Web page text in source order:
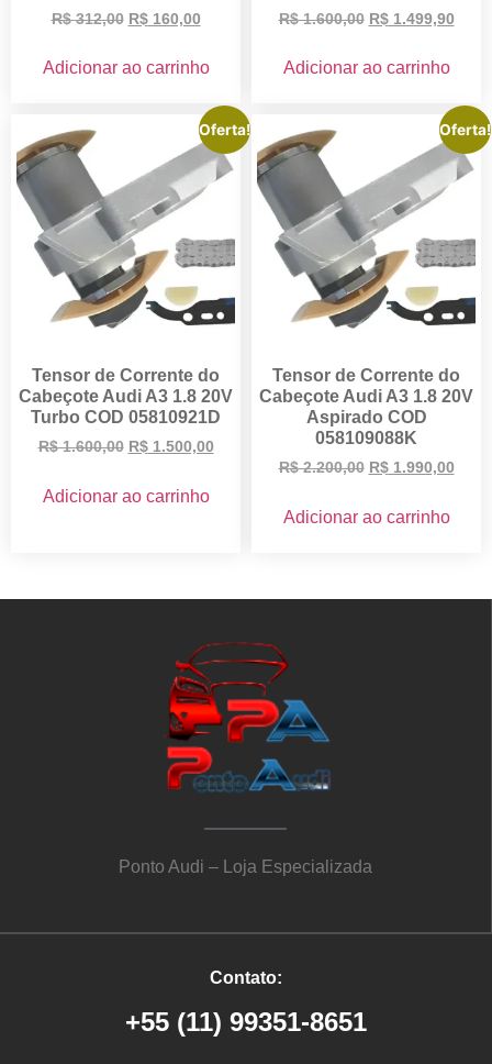
R$312,00 R$160,00
Adicionar ao carrinho
R$1.600,00 R$1.499,90
Adicionar ao carrinho
Oferta!
Tensor de Corrente do
Cabeçote Audi A3 1.8 20V
Turbo COD 05810921D
R$1.600,00 R$1.500,00
Adicionar ao carrinho
Oferta!
Tensor de Corrente do
Cabeçote Audi A3 1.8 20V
Aspirado COD
058109088K
R$2.200,00 R$1.990,00
Adicionar ao carrinho
Ponto Audi – Loja Especializada
Contato:
+55 (11) 99351-8651